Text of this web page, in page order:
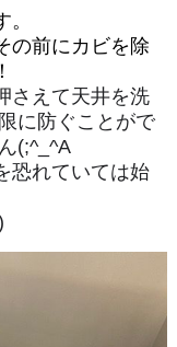
の前にカビを除
さえて天井を洗
に防ぐことがで
(;^_^A
恐れていては始